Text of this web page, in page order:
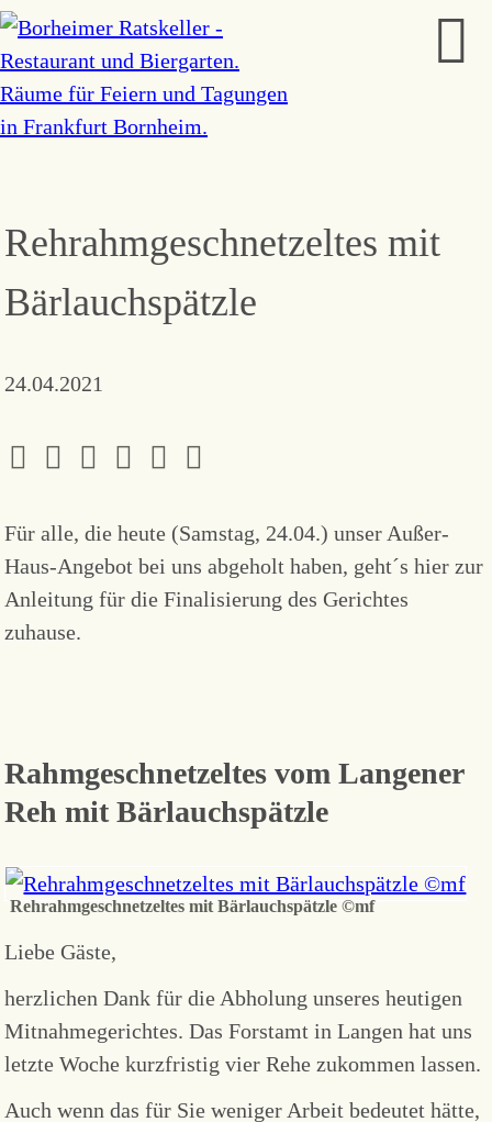
Rehrahmgeschnetzeltes mit
Bärlauchspätzle
24.04.2021
Für alle, die heute (Samstag, 24.04.) unser Außer-
Haus-Angebot bei uns abgeholt haben, geht´s hier zur
Anleitung für die Finalisierung des Gerichtes
zuhause.
Rahmgeschnetzeltes vom Langener
Reh mit Bärlauchspätzle
Rehrahmgeschnetzeltes mit Bärlauchspätzle ©mf
Liebe Gäste,
herzlichen Dank für die Abholung unseres heutigen
Mitnahmegerichtes. Das Forstamt in Langen hat uns
letzte Woche kurzfristig vier Rehe zukommen lassen.
Auch wenn das für Sie weniger Arbeit bedeutet hätte,